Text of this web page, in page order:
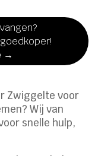
→
Zwiggelte voor
Wij van
snelle hulp,